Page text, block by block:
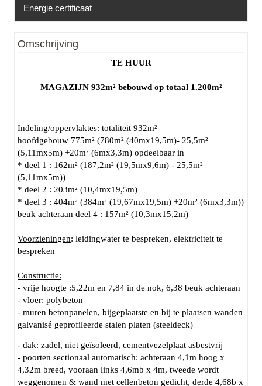
Erfgoed
Energie certificaat
Omschrijving
TE HUUR
MAGAZIJN 932m² bebouwd op totaal 1.200m²
Indeling/oppervlaktes: totaliteit 932m²
hoofdgebouw 775m² (780m² (40mx19,5m)- 25,5m²
(5,11mx5m) +20m² (6mx3,3m) opdeelbaar in
* deel 1 : 162m² (187,2m² (19,5mx9,6m) - 25,5m²
(5,11mx5m))
* deel 2 : 203m² (10,4mx19,5m)
* deel 3 : 404m² (384m² (19,67mx19,5m) +20m² (6mx3,3m))
beuk achteraan deel 4 : 157m² (10,3mx15,2m)
Voorzieningen: leidingwater te bespreken, elektriciteit te
bespreken
Constructie:
- vrije hoogte :5,22m en 7,84 in de nok, 6,38 beuk achteraan
- vloer: polybeton
- muren betonpanelen, bijgeplaatste en bij te plaatsen wanden
galvanisé geprofileerde stalen platen (steeldeck)
- dak: zadel, niet geïsoleerd, cementvezelplaat asbestvrij
- poorten sectionaal automatisch: achteraan 4,1m hoog x
4,32m breed, vooraan links 4,6mb x 4m, tweede wordt
weggenomen & wand met cellenbeton gedicht, derde 4,68b x